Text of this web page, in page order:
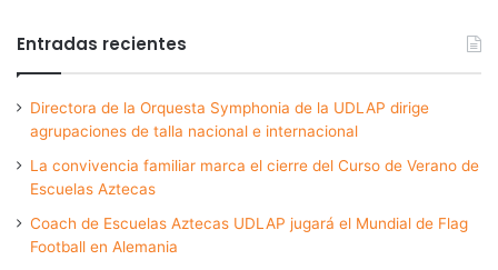
Entradas recientes
Directora de la Orquesta Symphonia de la UDLAP dirige
agrupaciones de talla nacional e internacional
La convivencia familiar marca el cierre del Curso de Verano de
Escuelas Aztecas
Coach de Escuelas Aztecas UDLAP jugará el Mundial de Flag
Football en Alemania